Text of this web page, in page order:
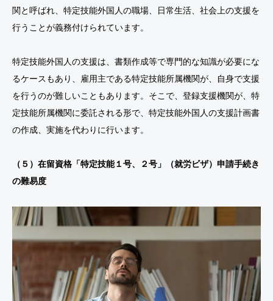
関と呼ばれ、特定技能外国人の職場、日常生活、社会上の支援を
行うことが義務付けられています。
特定技能外国人の支援は、書類作成等で専門的な知識が必要にな
るケースもあり、雇用主である特定技能所属機関が、自身で支援
を行うのが難しいこともあります。そこで、登録支援機関が、特
定技能所属機関に委託される形で、特定技能外国人の支援計画書
の作成、実施を代わりに行います。
（５）在留資格「特定技能１号、２号」（就労ビザ）申請手続き
の難易度